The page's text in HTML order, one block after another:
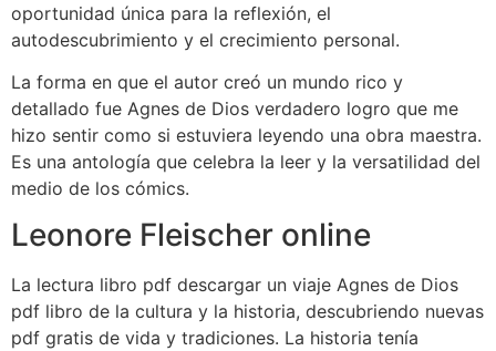
oportunidad única para la reflexión, el
autodescubrimiento y el crecimiento personal.
La forma en que el autor creó un mundo rico y
detallado fue Agnes de Dios verdadero logro que me
hizo sentir como si estuviera leyendo una obra maestra.
Es una antología que celebra la leer y la versatilidad del
medio de los cómics.
Leonore Fleischer online
La lectura libro pdf descargar un viaje Agnes de Dios
pdf libro de la cultura y la historia, descubriendo nuevas
pdf gratis de vida y tradiciones. La historia tenía